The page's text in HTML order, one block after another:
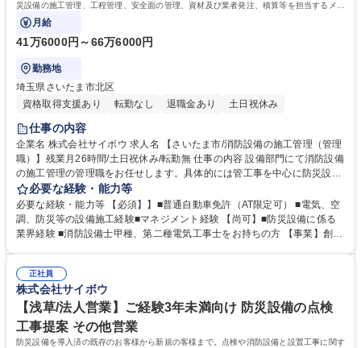
災設備の施工管理、工程管理、安全面の管理、資材及び業者発注、積算等を担当するメン
バーのマネジメントが中心となります。
月給
41万6000円～66万6000円
勤務地
埼玉県さいたま市北区
資格取得支援あり
転勤なし 退職金あり 土日祝休み
仕事の内容
企業名 株式会社サイボウ 求人名 【さいたま市/消防設備の施工管理（管理
職）】残業月26時間/土日祝休み/転勤無 仕事の内容 設備部門にて消防設備
の施工管理の管理職をお任せします。具体的には管工事を中心に防災設備
の施工管理、工程管理、安全面の管理、資材及び業者発注、積算等を担当
するメンバーのマネジメントが中心となります。 【取引物件】官公庁のお
客様を中心に庁舎・学校・図書館等の公営施設からビル・マンション・ア
パート・工場・病院、福祉施設など。 【就業環境】有給休暇の取得実績も
おります。中途入社者も多く、馴染みやすい環境です。基本的には社有車
にて現場への移動で直行直帰も可能。 募集職種 【さいたま市/消防設備の
施工管理（管理職）】残業月26時間/土日祝休み/転勤無
必要な経験・能力等
必要な経験・能力等 【必須】】■普通自動車免許（AT限定可） ■電気、空
調、防災等の設備施工経験■マネジメント経験 【尚可】■防災設備に係る
業界経験 ■消防設備士甲種、第二種電気工事士をお持ちの方 【事業】創業
人の命を未然に防ぐという面で社会貢献性も高い事業を展開しておりま
す。防災設備の点検や工事の他に防災備蓄品や衛生商品なども取扱う当社
は、様々なニーズにお応えできるため、景気に左右されにくく、腰を据え
て働くことが可能です。 学歴・資格 学歴：大学院 大学 高専 短大 専修学
校 高校 語学力： 資格：
正社員
株式会社サイボウ
【浅草/法人営業】ご経験3年未満向け 防災設備の点検
工事提案 その他営業
防災設備を導入済の既存のお客様から新規の客様まで。点検や消防設備と設置工事に関す